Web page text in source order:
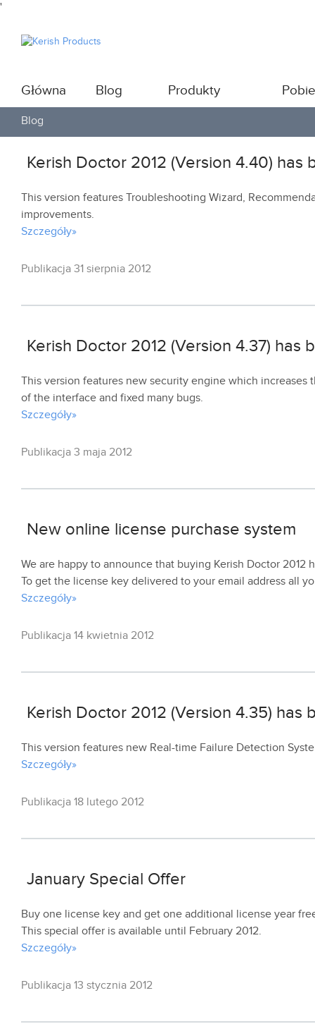
'
Główna Blog Produkty
Blog
Kerish Doctor 2012 (Version 4.40) has
This version features Troubleshooting Wizard,
improvements.
Szczegóły»
Publikacja 31 sierpnia 2012
Kerish Doctor 2012 (Version 4.37) has
This version features new security engine which
of the interface and fixed many bugs.
Szczegóły»
Publikacja 3 maja 2012
New online license purchase system
We are happy to announce that buying Kerish Doctor 2012
To get the license key delivered to your email address all
Szczegóły»
Publikacja 14 kwietnia 2012
Kerish Doctor 2012 (Version 4.35) has
This version features new Real-time Failure Detection
Szczegóły»
Publikacja 18 lutego 2012
January Special Offer
Buy one license key and get one additional license year
This special offer is available until February 2012.
Szczegóły»
Publikacja 13 stycznia 2012